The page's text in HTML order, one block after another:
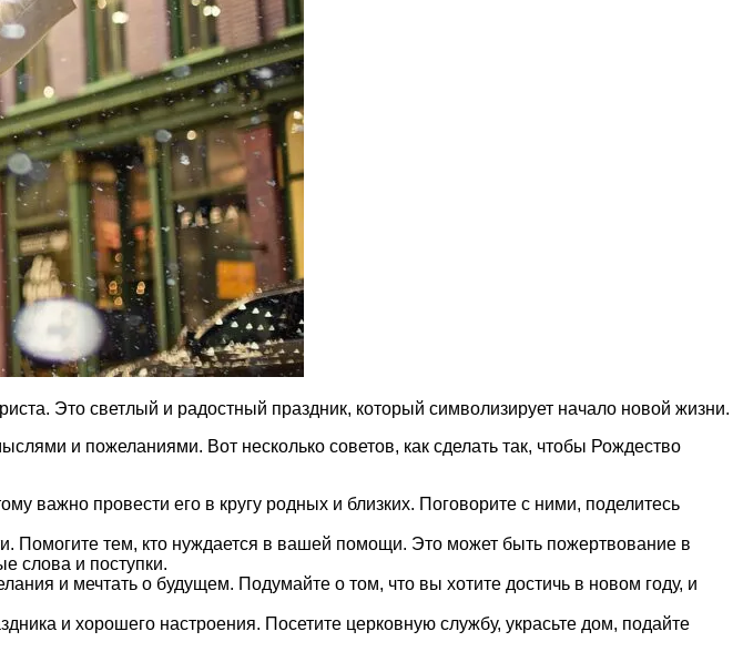
Это светлый и радостный праздник, который символизирует начало новой жизни.
и пожеланиями. Вот несколько советов, как сделать так, чтобы Рождество
важно провести его в кругу родных и близких. Поговорите с ними, поделитесь
Помогите тем, кто нуждается в вашей помощи. Это может быть пожертвование в
слова и поступки.
и мечтать о будущем. Подумайте о том, что вы хотите достичь в новом году, и
и хорошего настроения. Посетите церковную службу, украсьте дом, подайте